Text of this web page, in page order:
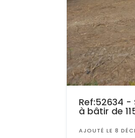
Ref:52634
à bâtir de
AJOUTÉ LE 8